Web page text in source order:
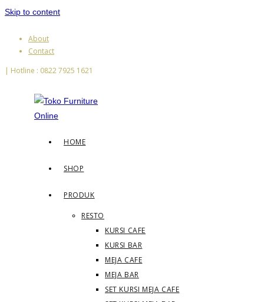
Skip to content
About
Contact
| Hotline : 0822 7925 1621
HOME
SHOP
PRODUK
RESTO
KURSI CAFE
KURSI BAR
MEJA CAFE
MEJA BAR
SET KURSI MEJA CAFE